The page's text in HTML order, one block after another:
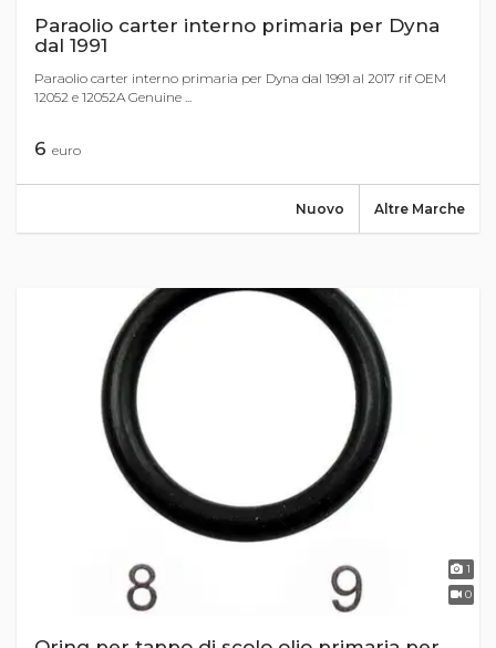
Paraolio carter interno primaria per Dyna
dal 1991
Paraolio carter interno primaria per Dyna dal 1991 al 2017 rif OEM
12052 e 12052A Genuine ...
6 euro
Altre Marche
Nuovo
1
0